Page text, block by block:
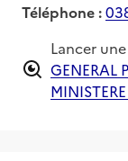
Téléphone :
Lancer
GENERAL